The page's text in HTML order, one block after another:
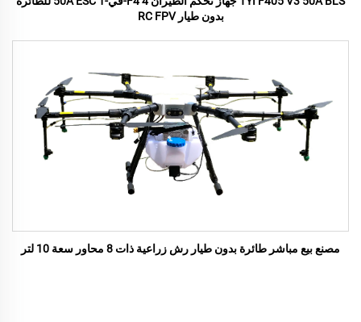
بدون طيار RC FPV
مصنع بيع مباشر طائرة بدون طيار رش زراعية ذات 8 محاور سعة 10 لتر